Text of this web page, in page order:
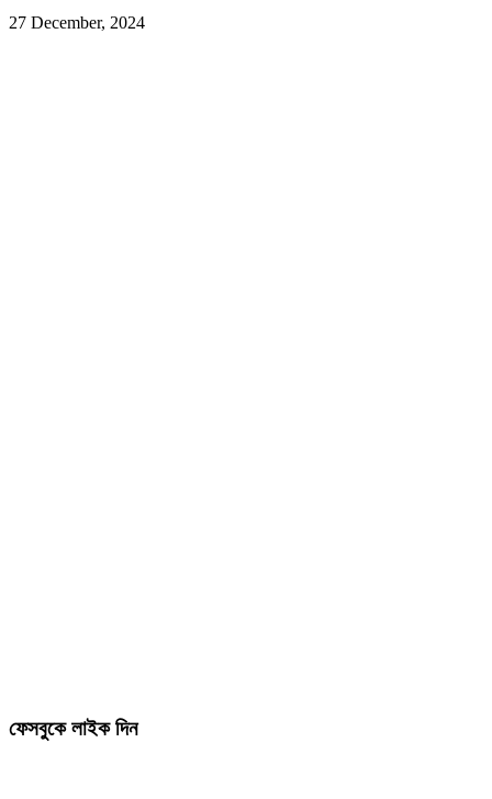
27 December, 2024
ফেসবুকে লাইক দিন